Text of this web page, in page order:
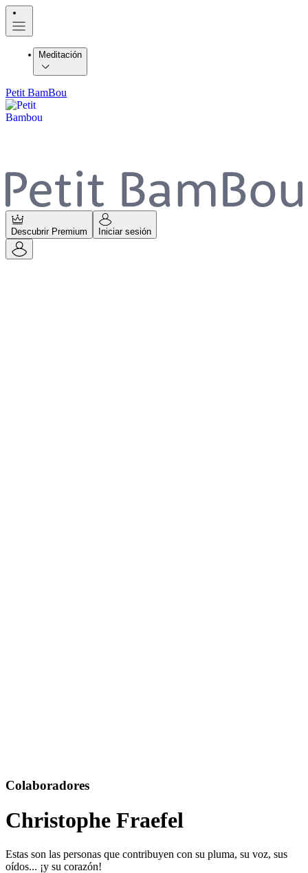
Meditación
Petit BamBou
Descubrir Premium Iniciar sesión
Colaboradores
Christophe Fraefel
Estas son las personas que contribuyen con su pluma, su voz, sus
oídos... ¡y su corazón!